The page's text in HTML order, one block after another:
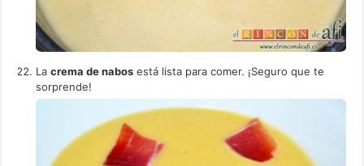
Lacrema de nabos está lista para comer. ¡Seguro que te
sorprende!